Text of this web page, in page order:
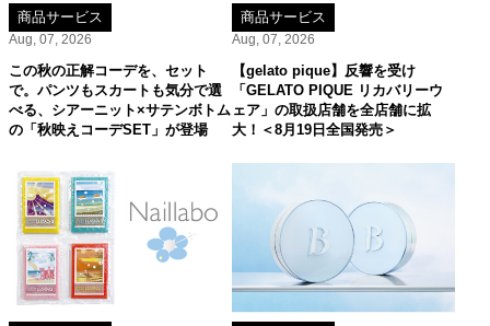
商品サービス
Aug, 07, 2026
この秋の正解コーデを、セット
で。パンツもスカートも気分で選
べる、シアーニット×サテンボトム
の「秋映えコーデSET」が登場
商品サービス
Aug, 07, 2026
【gelato pique】反響を受け
「GELATO PIQUE リカバリーウ
ェア」の取扱店舗を全店舗に拡
大！＜8月19日全国発売＞